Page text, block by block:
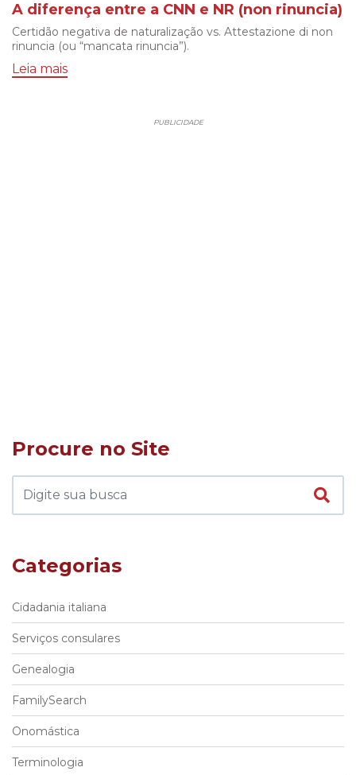
A diferença entre a CNN e NR (non rinuncia)
Certidão negativa de naturalização vs. Attestazione di non
rinuncia (ou “mancata rinuncia”).
Leia mais
PUBLICIDADE
Procure no Site
Categorias
Cidadania italiana
Serviços consulares
Genealogia
FamilySearch
Onomástica
Terminologia